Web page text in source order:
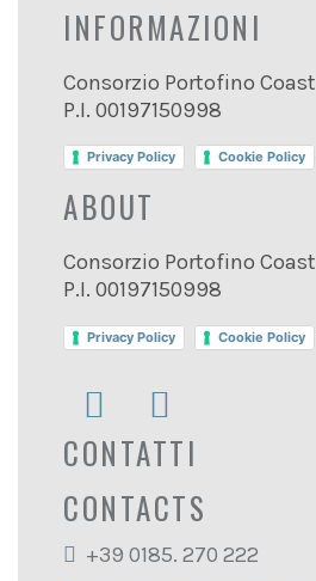
INFORMAZIONI
Consorzio Portofino Coast
P.I. 00197150998
Privacy Policy Cookie Policy
ABOUT
Consorzio Portofino Coast
P.I. 00197150998
Privacy Policy Cookie Policy
CONTATTI
CONTACTS
+39 0185. 270 222